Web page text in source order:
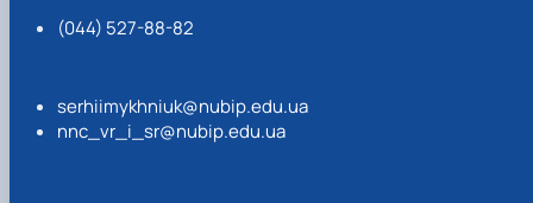
(044) 527-88-82
serhiimykhniuk@nubip.edu.ua
nnc_vr_i_sr@nubip.edu.ua